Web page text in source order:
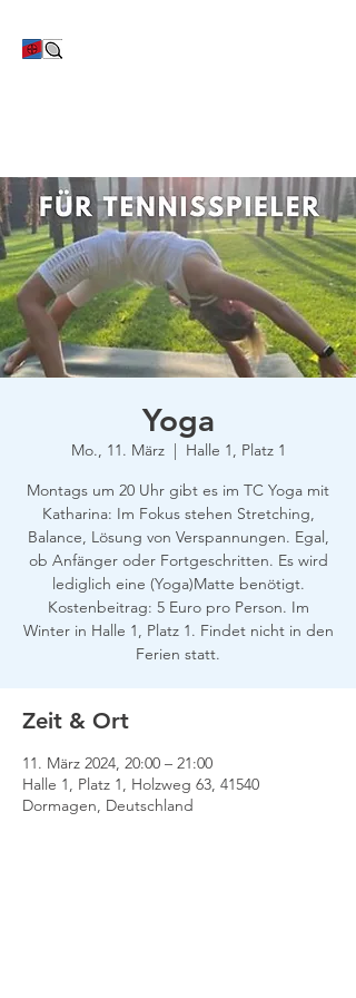
Yoga
Mo., 11. März
  |
Halle 1, Platz 1
Montags um 20 Uhr gibt es im TC Yoga mit
Katharina: Im Fokus stehen Stretching,
Balance, Lösung von Verspannungen. Egal,
ob Anfänger oder Fortgeschritten. Es wird
lediglich eine (Yoga)Matte benötigt.
Kostenbeitrag: 5 Euro pro Person. Im
Winter in Halle 1, Platz 1. Findet nicht in den
Ferien statt.
Zeit & Ort
11. März 2024, 20:00 – 21:00
Halle 1, Platz 1, Holzweg 63, 41540
Dormagen, Deutschland